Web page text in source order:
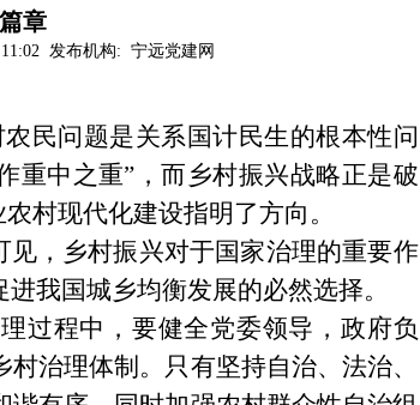
章
发布机构: 宁远党建网
农民问题是关系国计民生的根本性问
重中之重”，而乡村振兴战略正是破
村现代化建设指明了方向。
见，乡村振兴对于国家治理的重要作
我国城乡均衡发展的必然选择。
过程中，要健全党委领导，政府负
治理体制。只有坚持自治、法治、